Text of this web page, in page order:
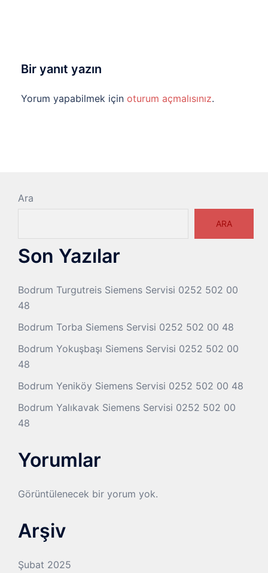
Bir yanıt yazın
Yorum yapabilmek için oturum açmalısınız.
Ara
ARA
Son Yazılar
Bodrum Turgutreis Siemens Servisi 0252 502 00
48
Bodrum Torba Siemens Servisi 0252 502 00 48
Bodrum Yokuşbaşı Siemens Servisi 0252 502 00
48
Bodrum Yeniköy Siemens Servisi 0252 502 00 48
Bodrum Yalıkavak Siemens Servisi 0252 502 00
48
Yorumlar
Görüntülenecek bir yorum yok.
Arşiv
Şubat 2025